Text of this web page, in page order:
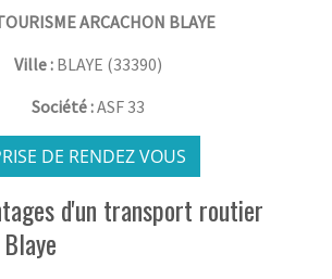
ARCACHON BLAYE
Ville : BLAYE (33390)
Société :ASF 33
DE RENDEZ VOUS
d'un transport routier